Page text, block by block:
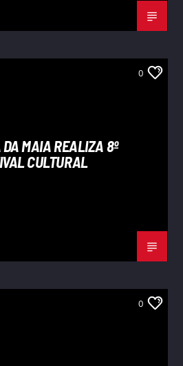
0
DA MAIA REALIZA 8º
CULTURAL
0